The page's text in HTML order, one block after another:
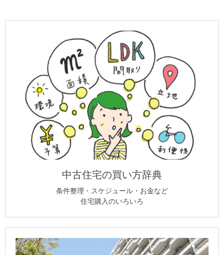
中古住宅の買い方辞典
条件整理・スケジュール・お金など
住宅購入のいろいろ